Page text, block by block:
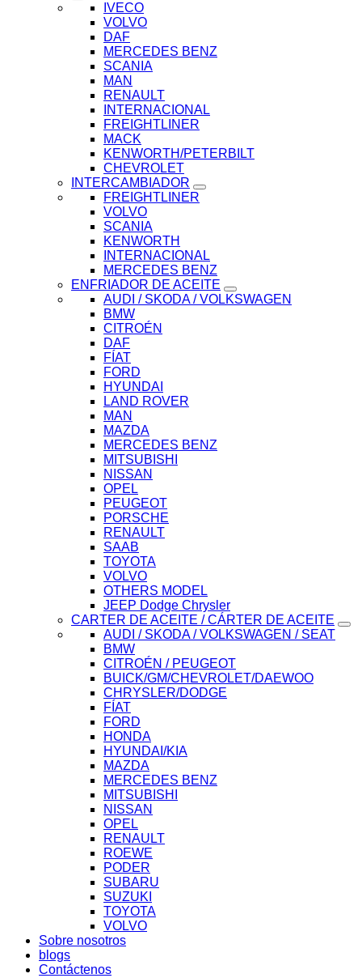
IVECO
VOLVO
DAF
MERCEDES BENZ
SCANIA
MAN
RENAULT
INTERNACIONAL
FREIGHTLINER
MACK
KENWORTH/PETERBILT
CHEVROLET
INTERCAMBIADOR
FREIGHTLINER
VOLVO
SCANIA
KENWORTH
INTERNACIONAL
MERCEDES BENZ
ENFRIADOR DE ACEITE
AUDI / SKODA / VOLKSWAGEN
BMW
CITROÉN
DAF
FÍAT
FORD
HYUNDAI
LAND ROVER
MAN
MAZDA
MERCEDES BENZ
MITSUBISHI
NISSAN
OPEL
PEUGEOT
PORSCHE
RENAULT
SAAB
TOYOTA
VOLVO
OTHERS MODEL
JEEP Dodge Chrysler
CARTER DE ACEITE / CÁRTER DE ACEITE
AUDI / SKODA / VOLKSWAGEN / SEAT
BMW
CITROÉN / PEUGEOT
BUICK/GM/CHEVROLET/DAEWOO
CHRYSLER/DODGE
FÍAT
FORD
HONDA
HYUNDAI/KIA
MAZDA
MERCEDES BENZ
MITSUBISHI
NISSAN
OPEL
RENAULT
ROEWE
PODER
SUBARU
SUZUKI
TOYOTA
VOLVO
Sobre nosotros
blogs
Contáctenos